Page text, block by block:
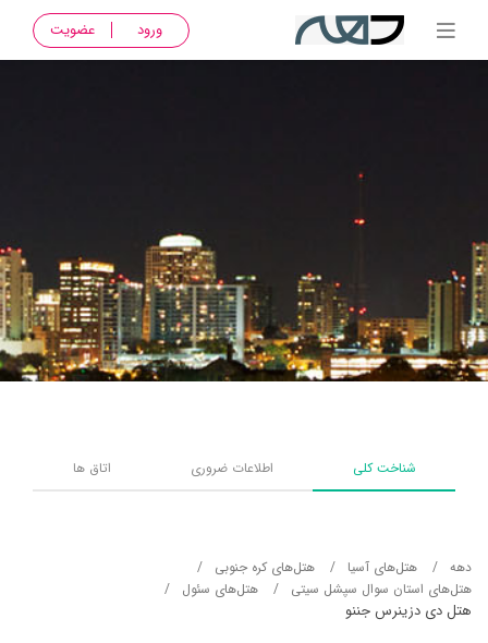
ورود عضویت
شناخت کلی اطلاعات ضروری اتاق ها
دهه هتل‌های آسيا
هتل‌های کره جنوبی
هتل‌های استان سوال سپشل سیتی
هتل‌های سئول
هتل دی دزینرس جننو